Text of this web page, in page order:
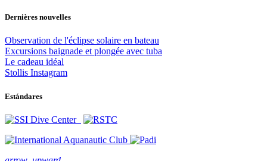
Dernières nouvelles
Observation de l'éclipse solaire en bateau
Excursions baignade et plongée avec tuba
Le cadeau idéal
Stollis Instagram
Estándares